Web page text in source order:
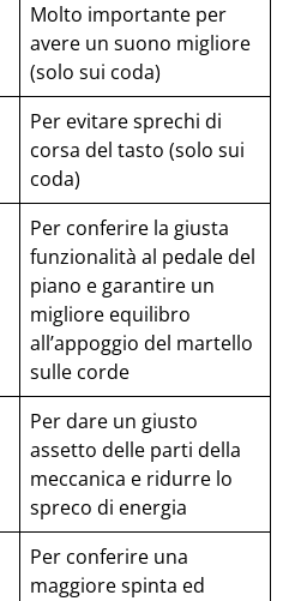
Molto importante per
avere un suono migliore
(solo sui coda)
Per evitare sprechi di
corsa del tasto (solo sui
coda)
Per conferire la giusta
funzionalità al pedale del
piano e garantire un
migliore equilibro
all’appoggio del martello
sulle corde
Per dare un giusto
assetto delle parti della
meccanica e ridurre lo
spreco di energia
Per conferire una
maggiore spinta ed